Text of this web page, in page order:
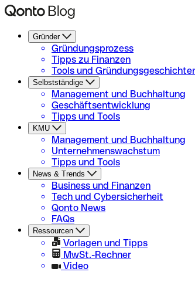
Gründer
Gründungsprozess
Tipps zu Finanzen
Tools und
Selbstständige
Management und Buchhaltung
Geschäftsentwicklung
Tipps und Tools
KMU
Management und Buchhaltung
Unternehmenswachstum
Tipps und Tools
News & Trends
Business und Finanzen
Tech und Cybersicherheit
Qonto News
FAQs
Ressourcen
Vorlagen und Tipps
MwSt.-Rechner
Video